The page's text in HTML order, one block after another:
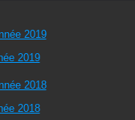
2019
2018